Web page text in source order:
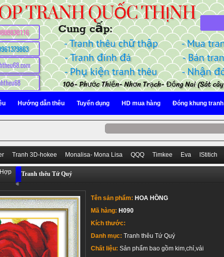
Hướng dẫn thêu Tuyển dụng HD mua hàng Đóng khung tranh
Tranh 3D-hokee Monalisa- Mona Lisa QQQ Timkee Eva IStitich
Tranh thêu Tứ Quý
Tên sản phẩm: HOA HỒNG
Mã hàng: H090
Kích thước:
Danh mục: Tranh thêu Tứ Quý
Chất liệu: Sản phẩm bao gồm kim,chỉ,vải